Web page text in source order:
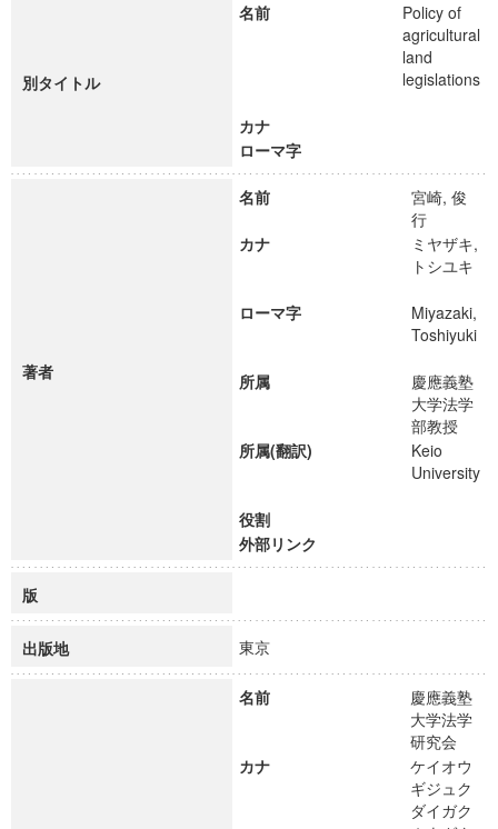
別タイトル
名前
Policy of
agricultural
land
legislations
カナ
ローマ字
著者
名前
宮崎, 俊
行
カナ
ミヤザキ,
トシユキ
ローマ字
Miyazaki,
Toshiyuki
所属
慶應義塾
大学法学
部教授
所属(翻訳)
Keio
University
役割
外部リンク
版
出版地 東京
名前
慶應義塾
大学法学
研究会
カナ
ケイオウ
ギジュク
ダイガク